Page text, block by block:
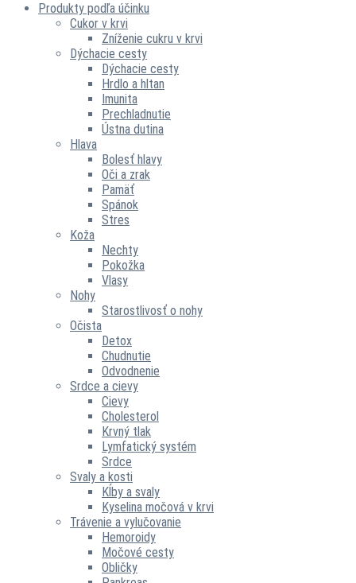
Produkty podľa účinku
Cukor v krvi
Zníženie cukru v krvi
Dýchacie cesty
Dýchacie cesty
Hrdlo a hltan
Imunita
Prechladnutie
Ústna dutina
Hlava
Bolesť hlavy
Oči a zrak
Pamäť
Spánok
Stres
Koža
Nechty
Pokožka
Vlasy
Nohy
Starostlivosť o nohy
Očista
Detox
Chudnutie
Odvodnenie
Srdce a cievy
Cievy
Cholesterol
Krvný tlak
Lymfatický systém
Srdce
Svaly a kosti
Kĺby a svaly
Kyselina močová v krvi
Trávenie a vylučovanie
Hemoroidy
Močové cesty
Obličky